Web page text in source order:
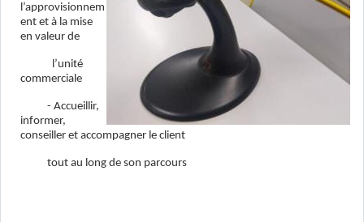
l’approvisionnem
ent et à la mise
en valeur de
l’unité
commerciale
- Accueillir,
informer,
conseiller et accompagner le client
tout au long de son parcours